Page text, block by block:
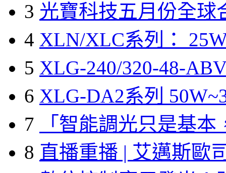
3 光寶科技五月份全球
4 XLN/XLC系列：
5 XLG-240/320-48-
6 XLG-DA2系列
7
「智能調光只是基本
8 直播重播 | 艾邁斯歐